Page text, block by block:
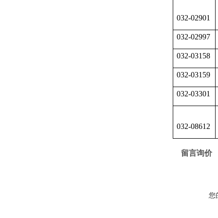
032-02901
032-02997
032-03158
032-03159
032-03301
032-08612
留言询价
您